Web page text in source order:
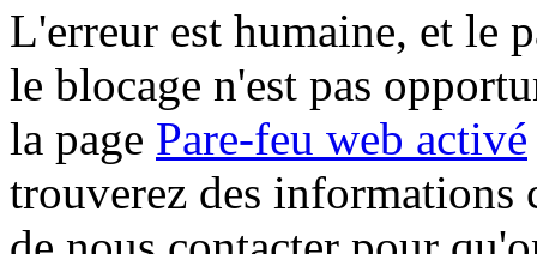
L'erreur est humaine, et le
le blocage n'est pas
la page Pare-feu web activé
trouverez des informations